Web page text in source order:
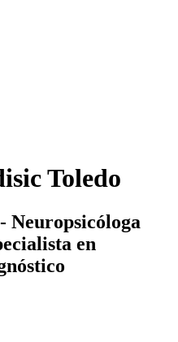
Toledo
Neuropsicóloga
en